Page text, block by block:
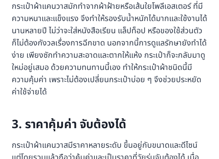
กระเป๋าผ้าแคนวาสมักทำจากผ้าฝ้ายหรือเส้นใยโพลีเอสเตอร์ ที่มี
ความหนาและแข็งแรง จึงทำให้รองรับน้ำหนักได้มากและใช้งานได้
นานหลายปี ไม่ว่าจะใส่หนังสือเรียน แล็ปท็อป หรือของใช้ส่วนตัว
ก็ไม่ต้องกังวลเรื่องการฉีกขาด นอกจากนี้การดูแลรักษายังทำได้
ง่าย เพียงซักทำความสะอาดและตากให้แห้ง กระเป๋าก็จะกลับมาดู
ใหม่อยู่เสมอ ด้วยความทนทานนี้เอง ทำให้กระเป๋าผ้าชนิดนี้มี
ความคุ้มค่า เพราะไม่ต้องเปลี่ยนกระเป๋าบ่อย ๆ จึงช่วยประหยัด
ค่าใช้จ่ายได้
3. ราคาคุ้มค่า จับต้องได้
กระเป๋าผ้าแคนวาสมีราคาหลายระดับ ขึ้นอยู่กับขนาดและดีไซน์